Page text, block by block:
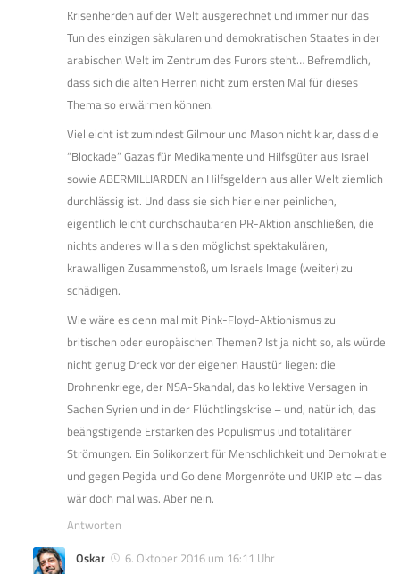
Krisenherden auf der Welt ausgerechnet und immer nur das
Tun des einzigen säkularen und demokratischen Staates in der
arabischen Welt im Zentrum des Furors steht… Befremdlich,
dass sich die alten Herren nicht zum ersten Mal für dieses
Thema so erwärmen können.
Vielleicht ist zumindest Gilmour und Mason nicht klar, dass die
“Blockade” Gazas für Medikamente und Hilfsgüter aus Israel
sowie ABERMILLIARDEN an Hilfsgeldern aus aller Welt ziemlich
durchlässig ist. Und dass sie sich hier einer peinlichen,
eigentlich leicht durchschaubaren PR-Aktion anschließen, die
nichts anderes will als den möglichst spektakulären,
krawalligen Zusammenstoß, um Israels Image (weiter) zu
schädigen.
Wie wäre es denn mal mit Pink-Floyd-Aktionismus zu
britischen oder europäischen Themen? Ist ja nicht so, als würde
nicht genug Dreck vor der eigenen Haustür liegen: die
Drohnenkriege, der NSA-Skandal, das kollektive Versagen in
Sachen Syrien und in der Flüchtlingskrise – und, natürlich, das
beängstigende Erstarken des Populismus und totalitärer
Strömungen. Ein Solikonzert für Menschlichkeit und Demokratie
und gegen Pegida und Goldene Morgenröte und UKIP etc – das
wär doch mal was. Aber nein.
Antworten
Oskar
6. Oktober 2016 um 16:11 Uhr